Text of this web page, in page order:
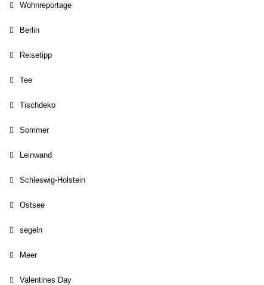
Wohnreportage
Berlin
Reisetipp
Tee
Tischdeko
Sommer
Leinwand
Schleswig-Holstein
Ostsee
segeln
Meer
Valentines Day